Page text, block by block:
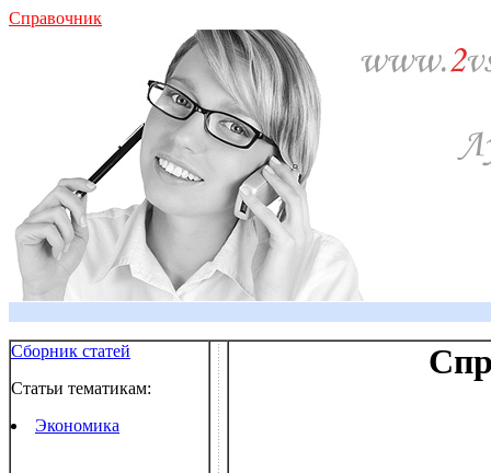
Справочник
Сборник статей
Статьи тематикам:
Экономика